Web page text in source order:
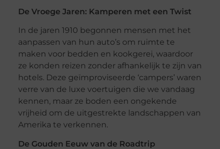
De Vroege Jaren: Kamperen met een Twist
In de jaren 1910 begonnen mensen met het
aanpassen van hun auto’s om ruimte te
maken voor bedden en kookgerei, waardoor
ze konden reizen zonder afhankelijk te zijn van
hotels. Deze geïmproviseerde ‘campers’ waren
verre van de luxe voertuigen die we vandaag
kennen, maar ze boden een ongekende
vrijheid om de uitgestrekte landschappen van
Amerika te verkennen.
De Gouden Eeuw van de Roadtrip